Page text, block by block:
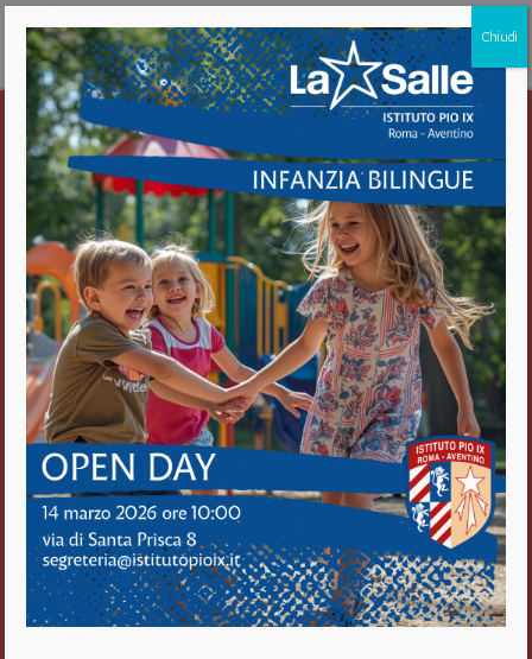
Vedi il calendario completo
Istituto Pio IX
Roma Aventino
Fratelli delle Scuole Cristiane
Chiudi